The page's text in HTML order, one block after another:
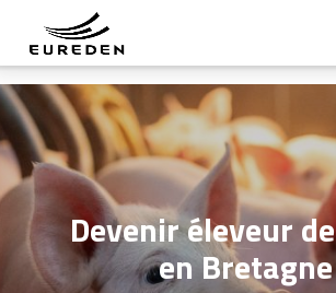
Devenir éleveur
en Bretagne